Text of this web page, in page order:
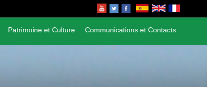
Patrimoine et Culture Communications et Contacts